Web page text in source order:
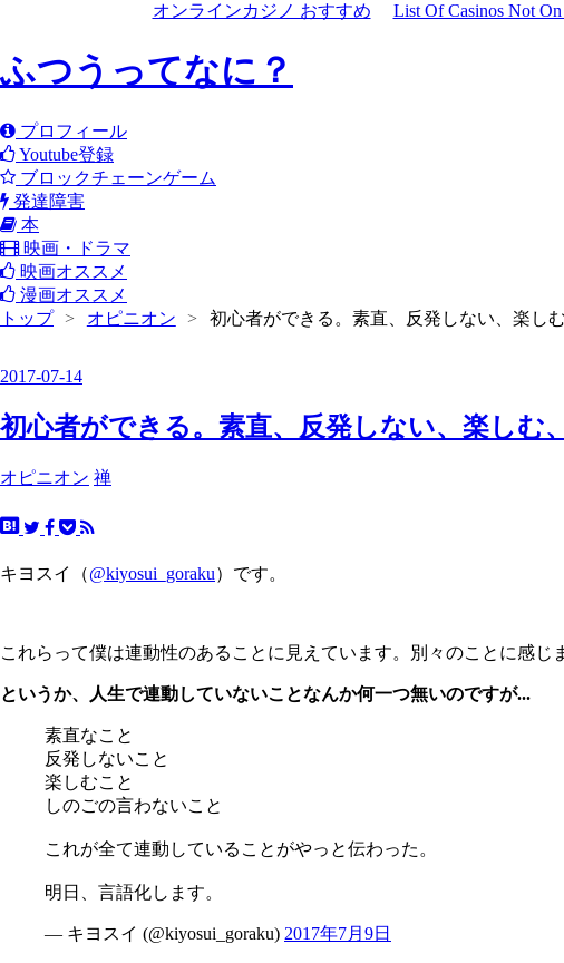
オンラインカジノ おすすめ List Of Casinos Not On
ふつうってなに？
プロフィール
Youtube登録
ブロックチェーンゲーム
発達障害
本
映画・ドラマ
映画オススメ
漫画オススメ
トップ
> オピニオン > 初心者ができる。素直、反発しない、楽し
2017-07-14
初心者ができる。素直、反発しない、楽し
オピニオン 禅
キヨスイ（@kiyosui_goraku）です。
これらって僕は連動性のあることに見えています。別々のことに感じ
というか、人生で連動していないことなんか何一つ無いのですが...
素直なこと
反発しないこと
楽しむこと
しのごの言わないこと
これが全て連動していることがやっと伝わった。
明日、言語化します。
— キヨスイ (@kiyosui_goraku) 2017年7月9日